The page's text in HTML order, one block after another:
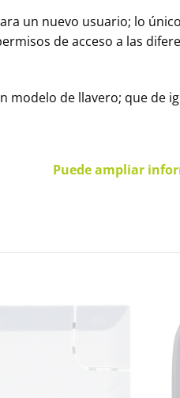
un nuevo usuario; lo
de acceso a las
modelo de llavero; que de
Puede ampliar